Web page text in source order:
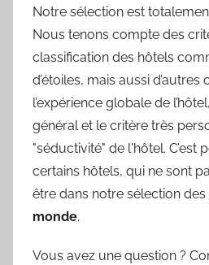
Notre sélection est
Nous tenons compte des
classification des hôtels
d’étoiles, mais aussi
l’expérience globale de
général et le critère très
"séductivité" de l'hôtel. C’est
certains hôtels, qui ne sont
être dans notre sélection des
monde.
Vous avez une question ?